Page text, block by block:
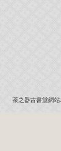
茶之器古書堂網